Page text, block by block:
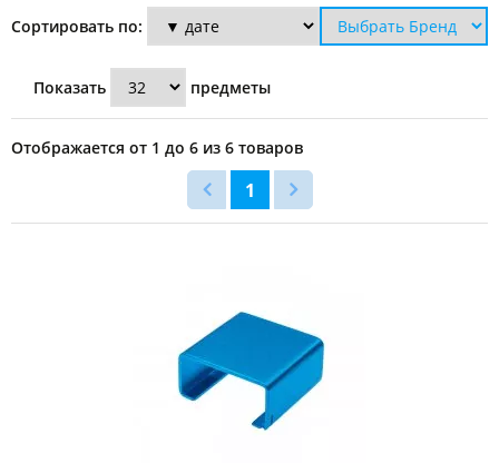
Сортировать по:
Показать предметы
Отображается от 1 до 6 из 6 товаров
1